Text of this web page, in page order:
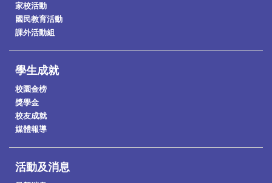
家校活動
國民教育活動
課外活動組
學生成就
校園金榜
獎學金
校友成就
媒體報導
活動及消息